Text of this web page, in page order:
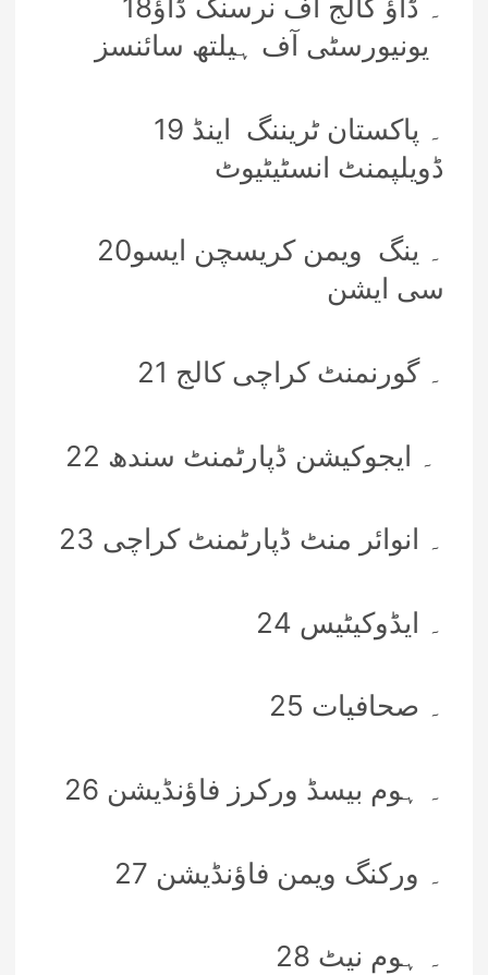
18۔ ڈاؤ کالج آف نرسنگ ڈاؤ
19 ۔ پاکستان ٹریننگ اینڈ
ڈویلپمنٹ انسٹیٹیوٹ
20۔ ینگ ویمن کریسچن ایسو
سی ایشن
21 ۔ گورنمنٹ کراچی کالج
23 ۔ انوائر منٹ ڈپارٹمنٹ کراچی
24 ۔ ایڈوکیٹیس
25 ۔ صحافیات
26 ۔ ہوم بیسڈ ورکرز فاؤنڈیشن
27 ۔ ورکنگ ویمن فاؤنڈیشن
28 ۔ ہوم نیٹ